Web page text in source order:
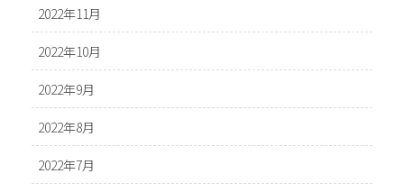
2022年11月
2022年10月
2022年9月
2022年8月
2022年7月